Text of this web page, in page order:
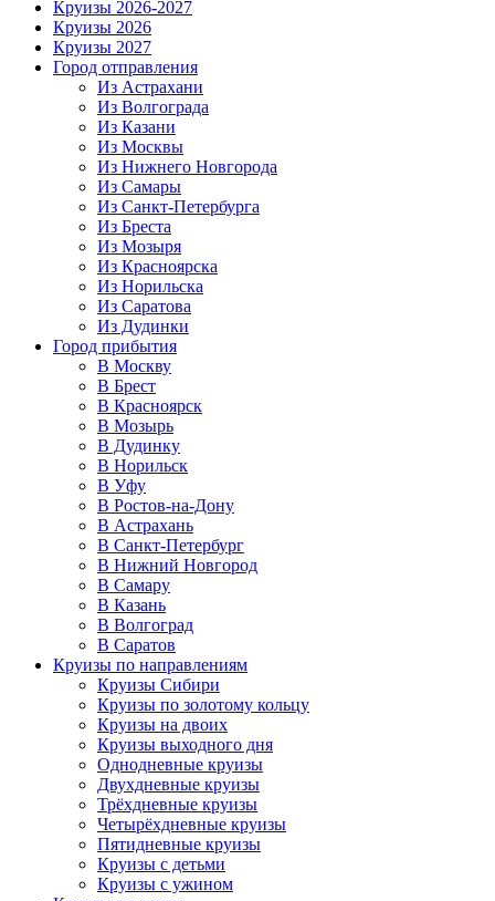
Круизы 2026-2027
Круизы 2026
Круизы 2027
Город отправления
Из Астрахани
Из Волгограда
Из Казани
Из Москвы
Из Нижнего Новгорода
Из Самары
Из Санкт-Петербурга
Из Бреста
Из Мозыря
Из Красноярска
Из Норильска
Из Саратова
Из Дудинки
Город прибытия
В Москву
В Брест
В Красноярск
В Мозырь
В Дудинку
В Норильск
В Уфу
В Ростов-на-Дону
В Астрахань
В Санкт-Петербург
В Нижний Новгород
В Самару
В Казань
В Волгоград
В Саратов
Круизы по направлениям
Круизы Сибири
Круизы по золотому кольцу
Круизы на двоих
Круизы выходного дня
Однодневные круизы
Двухдневные круизы
Трёхдневные круизы
Четырёхдневные круизы
Пятидневные круизы
Круизы с детьми
Круизы с ужином